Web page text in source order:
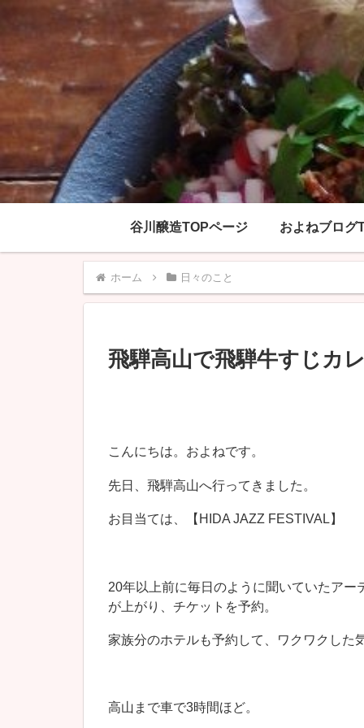
谷川醸造TOPページ およねブログ
ホーム 日々のこと
飛騨高山で飛騨牛すじカ
こんにちは。およねです。
先日、飛騨高山へ行ってきました。
お目当ては、【HIDA JAZZ FESTIVAL】
20年以上前に毎日のように聞いていたア
が上がり、チケットを予約。
家族分のホテルも予約して、ワクワクした
高山まで車で3時間ほど。